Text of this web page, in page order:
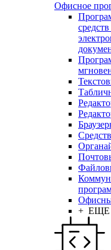
Офисное
+ ЕЩЕ